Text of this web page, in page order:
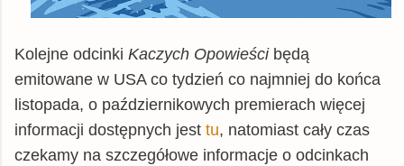
Kolejne odcinki Kaczych Opowieści będą
emitowane w USA co tydzień co najmniej do końca
listopada, o październikowych premierach więcej
informacji dostępnych jest tu, natomiast cały czas
czekamy na szczegółowe informacje o odcinkach